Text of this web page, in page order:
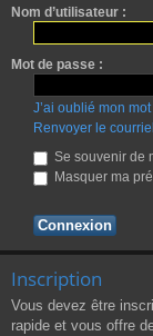
Nom d’utilisateur :
Mot de passe :
J’ai oublié mon
Renvoyer le
Se souvenir de
Masquer ma
Inscription
Vous devez être
rapide et vous offre